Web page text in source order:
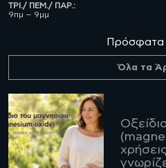
ΤΡΙ./ ΠΕΜ./ ΠΑΡ.:
9πμ – 9μμ
Όλα τα